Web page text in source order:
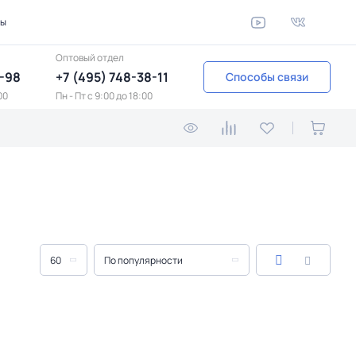
98
Оптовый отдел
+7 (495) 748-38-11
Пн - Пт c 9:00 до 18:00
Способы связи
60 По популярности